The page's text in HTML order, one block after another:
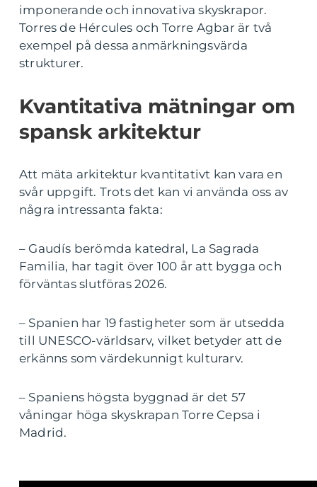
imponerande och innovativa skyskrapor.
Torres de Hércules och Torre Agbar är två
exempel på dessa anmärkningsvärda
strukturer.
Kvantitativa mätningar om
spansk arkitektur
Att mäta arkitektur kvantitativt kan vara en
svår uppgift. Trots det kan vi använda oss av
några intressanta fakta:
– Gaudís berömda katedral, La Sagrada
Familia, har tagit över 100 år att bygga och
förväntas slutföras 2026.
– Spanien har 19 fastigheter som är utsedda
till UNESCO-världsarv, vilket betyder att de
erkänns som värdekunnigt kulturarv.
– Spaniens högsta byggnad är det 57
våningar höga skyskrapan Torre Cepsa i
Madrid.